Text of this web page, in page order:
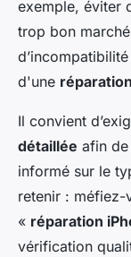
exemple, éviter
trop bon
d'une
Il convient
détaillée afin de
informé sur le
retenir : méfiez-
« réparation
vérification